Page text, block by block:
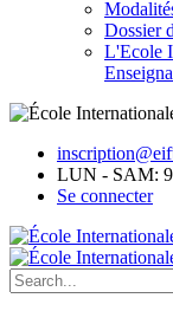
Dossier
L'Ecole
LUN - SAM:
Se connecter